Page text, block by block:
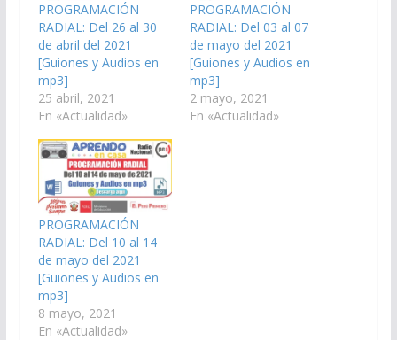
PROGRAMACIÓN
RADIAL: Del 26 al 30
de abril del 2021
[Guiones y Audios en
mp3]
25 abril, 2021
En «Actualidad»
PROGRAMACIÓN
RADIAL: Del 03 al 07
de mayo del 2021
[Guiones y Audios en
mp3]
2 mayo, 2021
En «Actualidad»
PROGRAMACIÓN
RADIAL: Del 10 al 14
de mayo del 2021
[Guiones y Audios en
mp3]
8 mayo, 2021
En «Actualidad»